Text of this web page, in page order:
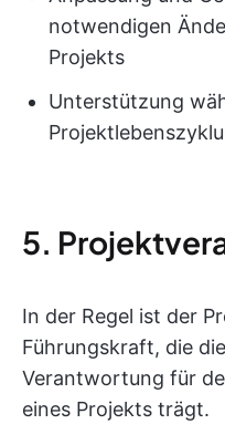
notwendigen
Projekts
Unterstützung
5.
In der Regel ist der
Führungskraft, die
Verantwortung für
eines Projekts trägt.